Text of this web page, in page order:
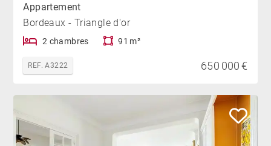
Appartement
Bordeaux - Triangle d'or
2 chambres 91 m²
REF. A3222 650 000 €